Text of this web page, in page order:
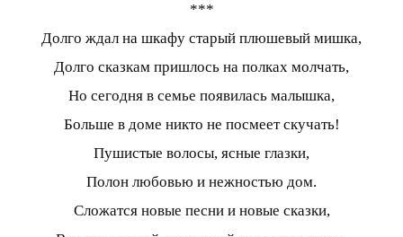
***
Долго ждал на шкафу старый плюшевый мишка,
Долго сказкам пришлось на полках молчать,
Но сегодня в семье появилась малышка,
Больше в доме никто не посмеет скучать!
Пушистые волосы, ясные глазки,
Полон любовью и нежностью дом.
Сложатся новые песни и новые сказки,